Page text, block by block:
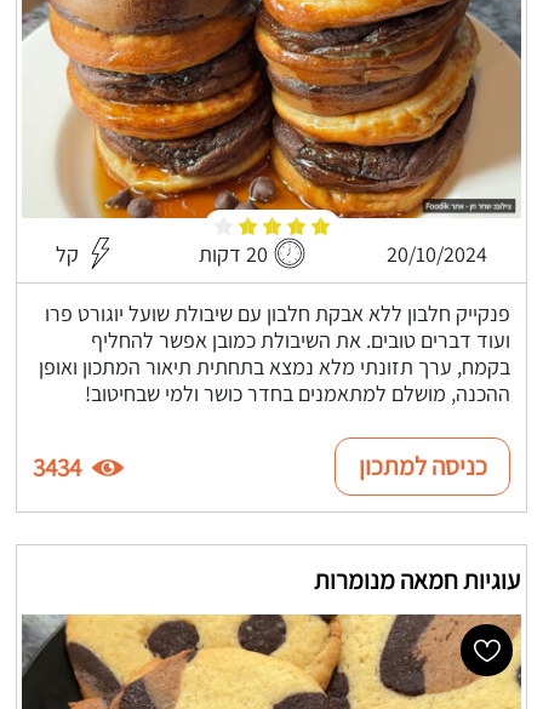
20/10/2024 20 דקות קל
פנקייק חלבון ללא אבקת חלבון עם שיבולת שועל יוגורט פרו
ועוד דברים טובים. את השיבולת כמובן אפשר להחליף
בקמח, ערך תזונתי מלא נמצא בתחתית תיאור המתכון ואופן
ההכנה, מושלם למתאמנים בחדר כושר ולמי שבחיטוב!
כניסה למתכון 3434
עוגיות חמאה מנומרות